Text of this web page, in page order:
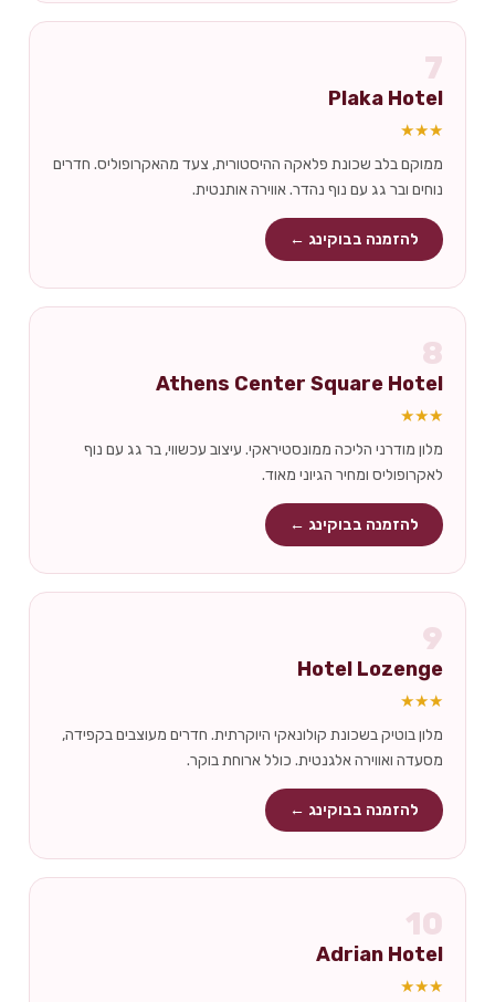
7
Plaka Hotel
★★★
ממוקם בלב שכונת פלאקה ההיסטורית, צעד מהאקרופוליס. חדרים
נוחים ובר גג עם נוף נהדר. אווירה אותנטית.
להזמנה בבוקינג ←
8
Athens Center Square Hotel
★★★
מלון מודרני הליכה ממונסטיראקי. עיצוב עכשווי, בר גג עם נוף
לאקרופוליס ומחיר הגיוני מאוד.
להזמנה בבוקינג ←
9
Hotel Lozenge
★★★
מלון בוטיק בשכונת קולונאקי היוקרתית. חדרים מעוצבים בקפידה,
מסעדה ואווירה אלגנטית. כולל ארוחת בוקר.
להזמנה בבוקינג ←
10
Adrian Hotel
★★★